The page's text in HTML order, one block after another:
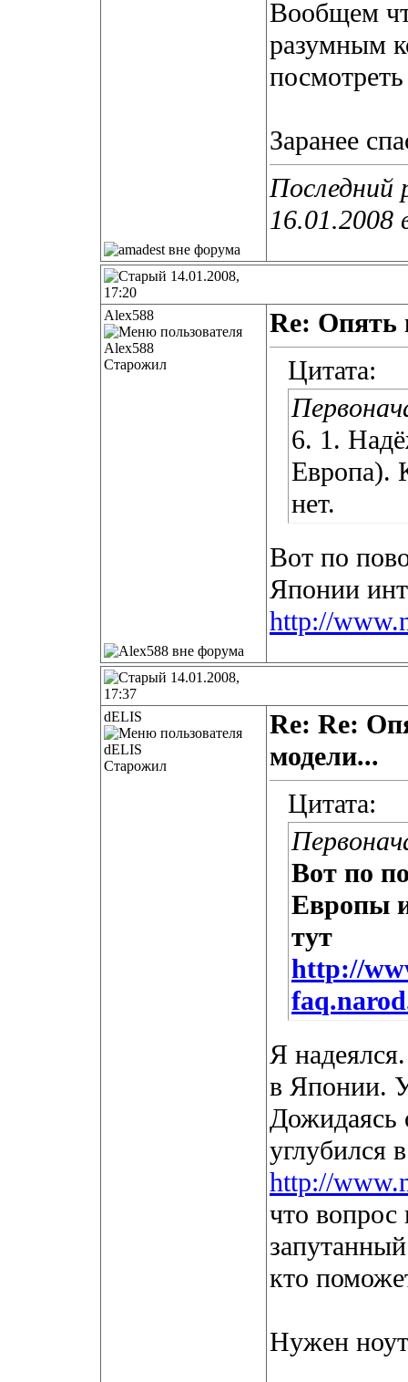
Вообщем
разумным
Заранее
Последний
16.01.2008
14.01.2008,
17:20
Alex588
Старожил
Re: Опять
Цитата:
6. 1.
Европа).
нет.
Вот по
Японии
http://
14.01.2008,
17:37
dELIS
Старожил
Re: Re:
модели...
Цитата:
Вот по
Европы
тут
http://
Я
в Японии.
Дожидаясь
углубился
http://
что вопрос
кто
Нужен